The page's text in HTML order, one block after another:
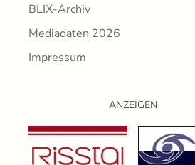
BLIX-Archiv
Mediadaten 2026
Impressum
ANZEIGEN